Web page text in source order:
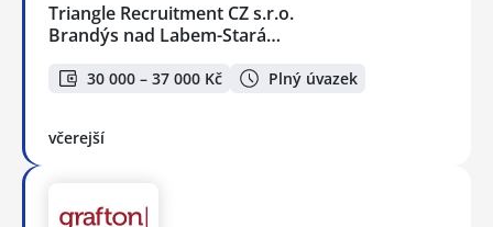
Triangle Recruitment CZ s.r.o.
Brandýs nad Labem-Stará…
30 000 – 37 000 Kč Plný úvazek
včerejší